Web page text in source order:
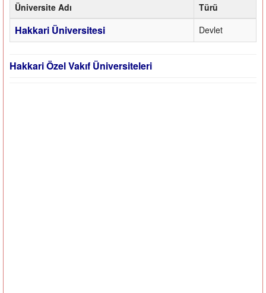
Üniversite Adı Türü
Hakkari Üniversitesi Devlet
Hakkari Özel Vakıf Üniversiteleri